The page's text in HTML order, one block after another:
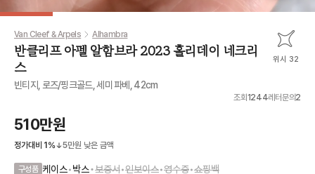
Van Cleef & Arpels Alhambra
반클리프 아펠 알함브라 2023 홀리데이 네크리
스
위시 32
빈티지, 로즈/핑크골드, 세미 파베, 42cm
조회 1244레터문의2
510만원
정가대비 1 % 5만원 낮은 금액
구성품 케이스•박스•보증서•인보이스•영수증•쇼핑백